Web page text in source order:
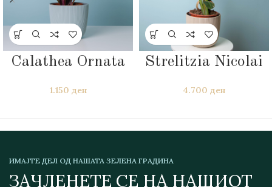
Calathea Ornata
1.150 ден
Strelitzia Nicolai
4.700 ден
ИМАЈТЕ ДЕЛ ОД НАШАТА ЗЕЛЕНА ГРАДИНА
ЗАЧЛЕНЕТЕ СЕ НА НАШИОТ